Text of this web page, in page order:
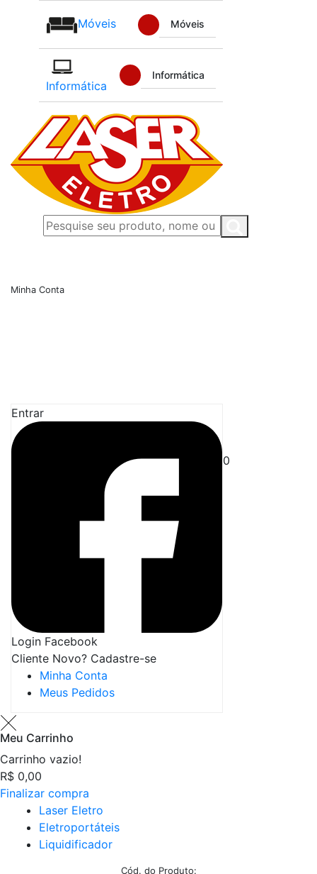
Móveis Móveis
Informática
Informática
Minha Conta
Entrar
Login Facebook
Cliente Novo? Cadastre-se
Minha Conta
Meus Pedidos
0
Meu Carrinho
Carrinho vazio!
R$ 0,00
Finalizar compra
Laser Eletro
Eletroportáteis
Liquidificador
Cód. do Produto: